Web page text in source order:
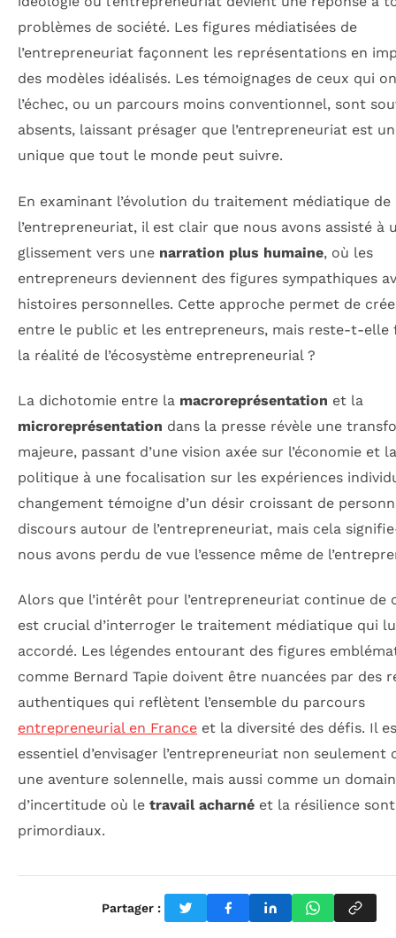
problèmes de société. Les figures médiatisées de
l’entrepreneuriat façonnent les représentations en
des modèles idéalisés. Les témoignages de ceux qui
l’échec, ou un parcours moins conventionnel, sont
absents, laissant présager que l’entrepreneuriat est
unique que tout le monde peut suivre.
En examinant l’évolution du traitement médiatique de
l’entrepreneuriat, il est clair que nous avons assisté à
glissement vers une narration plus humaine, où les
entrepreneurs deviennent des figures sympathiques
histoires personnelles. Cette approche permet de
entre le public et les entrepreneurs, mais reste-t-elle
la réalité de l’écosystème entrepreneurial ?
La dichotomie entre la macroreprésentation et la
microreprésentation dans la presse révèle une
majeure, passant d’une vision axée sur l’économie et la
politique à une focalisation sur les expériences
changement témoigne d’un désir croissant de
discours autour de l’entrepreneuriat, mais cela
nous avons perdu de vue l’essence même de
Alors que l’intérêt pour l’entrepreneuriat continue de
est crucial d’interroger le traitement médiatique qui
accordé. Les légendes entourant des figures
comme Bernard Tapie doivent être nuancées par des
authentiques qui reflètent l’ensemble du parcours
entrepreneurial en France et la diversité des défis. Il
essentiel d’envisager l’entrepreneuriat non seulement
une aventure solennelle, mais aussi comme un
d’incertitude où le travail acharné et la résilience sont
primordiaux.
Partager :